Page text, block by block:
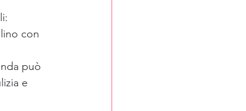
con
può
e